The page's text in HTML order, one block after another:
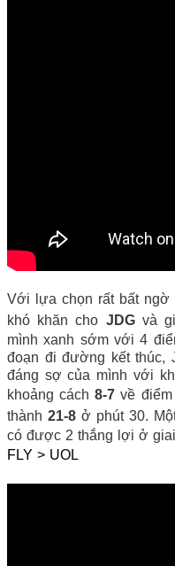
Với lựa chọn rất bất ngờ
khó khăn cho JDG và
mình xanh sớm với 4
đoạn đi đường kết thúc,
đáng sợ của mình với
khoảng cách8-7 về
thành 21-8 ở phút 30.
có được 2 thắng lợi ở
FLY > UOL